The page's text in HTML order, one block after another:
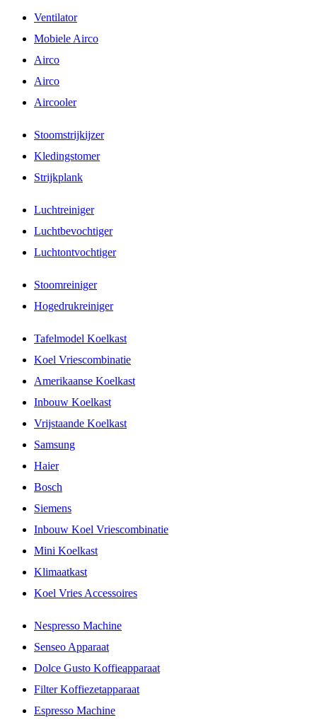
Ventilator
Mobiele Airco
Airco
Airco
Aircooler
Stoomstrijkijzer
Kledingstomer
Strijkplank
Luchtreiniger
Luchtbevochtiger
Luchtontvochtiger
Stoomreiniger
Hogedrukreiniger
Tafelmodel Koelkast
Koel Vriescombinatie
Amerikaanse Koelkast
Inbouw Koelkast
Vrijstaande Koelkast
Samsung
Haier
Bosch
Siemens
Inbouw Koel Vriescombinatie
Mini Koelkast
Klimaatkast
Koel Vries Accessoires
Nespresso Machine
Senseo Apparaat
Dolce Gusto Koffieapparaat
Filter Koffiezetapparaat
Espresso Machine